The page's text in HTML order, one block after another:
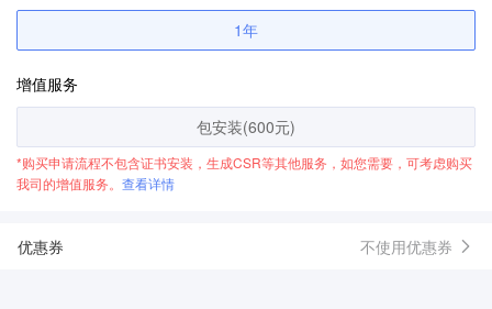
1年
增值服务
包安装(600元)
*购买申请流程不包含证书安装，生成CSR等其他服务，如您需要，可考虑购买
我司的增值服务。 查看详情
优惠券 不使用优惠券